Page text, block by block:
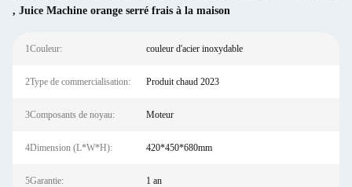
, Juice Machine orange serré frais à la maison
1Couleur: couleur d'acier inoxydable
2Type de commercialisation: Produit chaud 2023
3Composants de noyau: Moteur
4Dimension (L*W*H): 420*450*680mm
5Garantie: 1 an